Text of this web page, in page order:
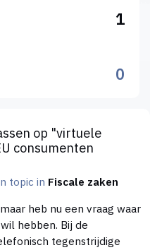
1
0
op "virtuele
consumenten
topic in Fiscale zaken
hebben. Bij de
tegenstrijdige